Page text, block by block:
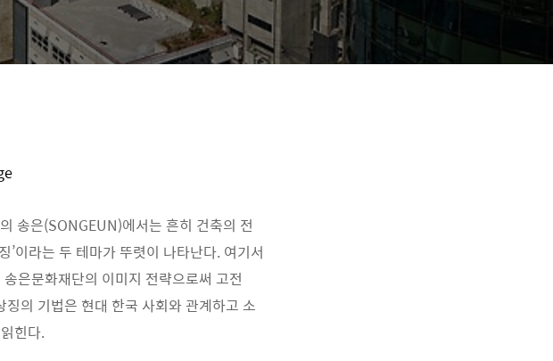
송은(SONGEUN)에서는 흔히 건축의 전
’이라는 두 테마가 뚜렷이 나타난다. 여기서
은문화재단의 이미지 전략으로써 고전
의 기법은 현대 한국 사회와 관계하고 소
힌다.